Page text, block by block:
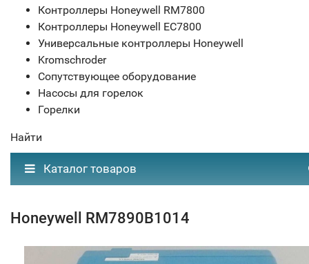
Контроллеры Honeywell RM7800
Контроллеры Honeywell EC7800
Универсальные контроллеры Honeywell
Kromschroder
Сопутствующее оборудование
Насосы для горелок
Горелки
Найти
Каталог товаров
Honeywell RM7890B1014